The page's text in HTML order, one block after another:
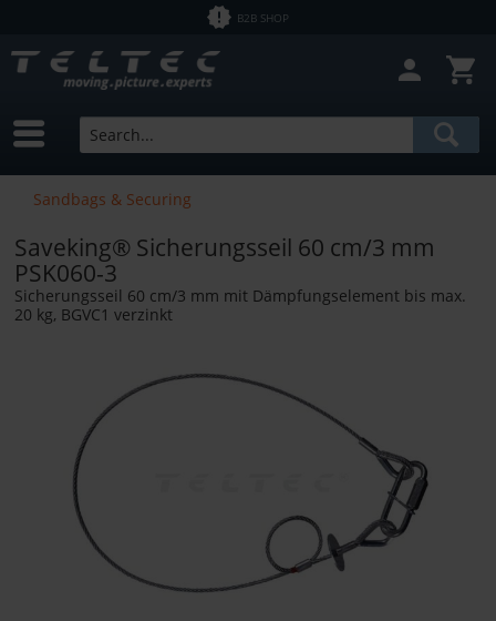
B2B SHOP
Sandbags & Securing
Saveking® Sicherungsseil 60 cm/3 mm
PSK060-3
Sicherungsseil 60 cm/3 mm mit Dämpfungselement bis max.
20 kg, BGVC1 verzinkt